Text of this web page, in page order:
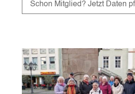
Schon Mitglied? Jetzt Daten